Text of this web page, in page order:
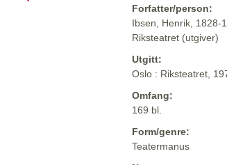
Forfatter/person:
Ibsen, Henrik, 1828-
Riksteatret (utgiver)
Utgitt:
Oslo : Riksteatret,
Omfang:
169 bl.
Form/genre:
Teatermanus